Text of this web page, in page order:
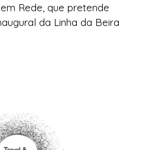
Rede, que pretende
da Linha da Beira